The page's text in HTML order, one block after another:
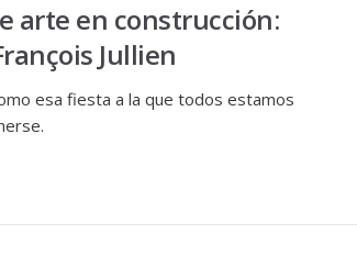
arte en construcción:
Jullien
esa fiesta a la que todos estamos